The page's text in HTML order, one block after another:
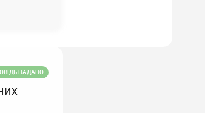
НАДАНО